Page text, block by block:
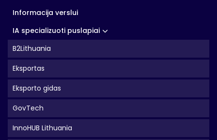
Informacija verslui
IA specializuoti puslapiai
B2Lithuania
Eksportas
Eksporto gidas
GovTech
InnoHUB Lithuania